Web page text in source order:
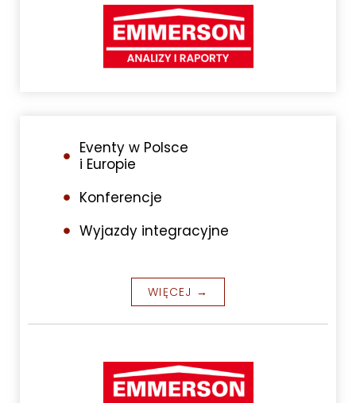
Eventy w Polsce
i Europie
Konferencje
Wyjazdy integracyjne
WIĘCEJ →